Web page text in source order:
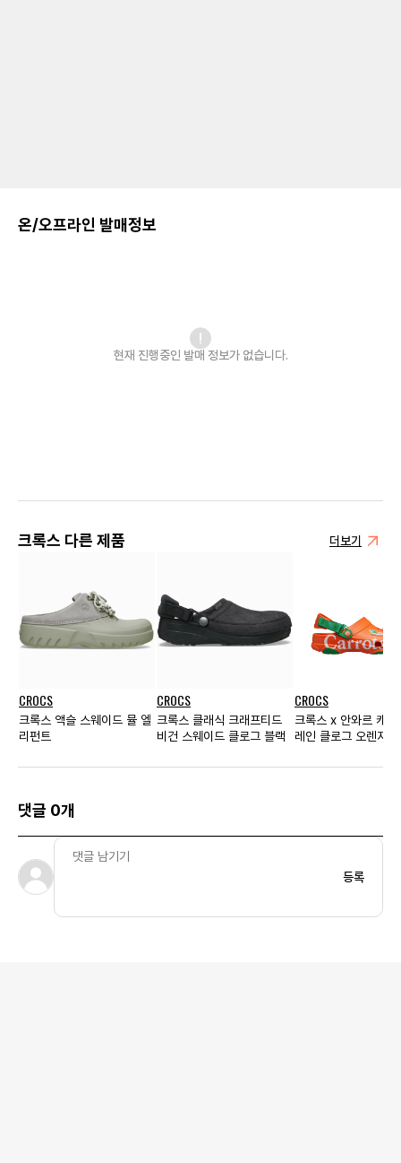
온/오프라인 발매정보
현재 진행중인 발매 정보가 없습니다.
크록스 다른 제품 더보기
CROCS
크록스 액슬 스웨이드 뮬 엘
리펀트
CROCS
크록스 클래식 크래프티드
비건 스웨이드 클로그 블랙
CROCS
크록스 x 안와르 캐롯
레인 클로그 오렌지
댓글 0개
등록